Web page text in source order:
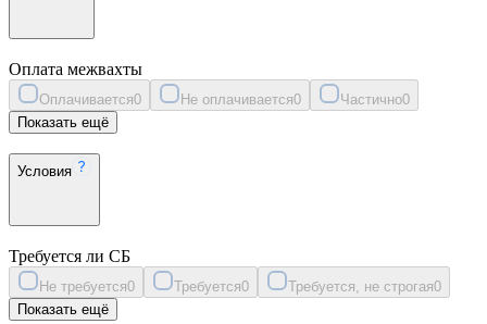
Оплата межвахты
Оплачивается0 Не оплачивается0 Частично0
Показать ещё
Условия
Требуется ли СБ
Не требуется0 Требуется0 Требуется, не строгая0
Показать ещё